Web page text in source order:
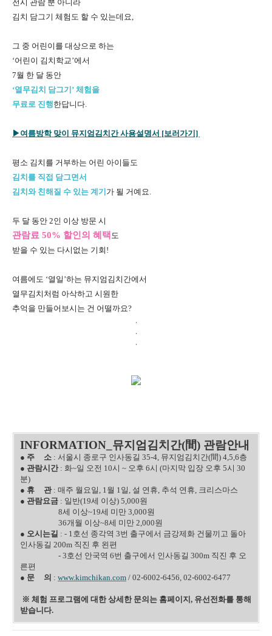
전시 관람 뿐 아니라
김치 담그기 체험도 할 수 있는데요,
그 중 어린이를 대상으로 하는
‘어린이 김치학교’에서
7월 한 달 동안
‘열무김치 담그기’ 체험을
무료로 진행한답니다.
▶여름방학 맞이 뮤지엄김치간 사용설명서 [보러가기]
평소 김치를 거부하는 어린 아이들도
김치를 직접 담그면서
김치와 친해질 수 있는 계기 가 될 거예요.
두 달 동안 2인 이상 방문 시
관람료 50% 할인의 혜택 도
받을 수 있는 다시없는 기회!
여름에도 ‘열일’하는 뮤지엄김치간에서
열무김치처럼 아삭하고 시원한
추억을 만들어보시는 건 어떨까요?
.
.
.
INFORMATION_ 뮤지엄김치간(間) 관람안내
● 주 소 : 서울시 종로구 인사동길 35-4, 뮤지엄김치간(間) 4,5,6층
● 관람시간: 화~일 오전 10시 ~ 오후 6시 (마지막 입장 오후 5시 30
분)
● 휴 관: 매주 월요일, 1월 1일, 설 연휴, 추석 연휴, 크리스마스
● 관람요금 : 일반(19세 이상) 5,000원
8세 이상~19세 미만 3,000원
36개월 이상~8세 미만 2,000원
● 오시는길 : - 1호선 종각역 3번 출구에서 금강제화 건물끼고 돌아
인사동길 200m 직진 후 왼편
- 3호선 안국역 6번 출구에서 인사동길 300m 직진 후 오
른편
● 문 의 : www.kimchikan.com / 02-6002-6456, 02-6002-6477
※ 체험 프로그램에 대한 상세한 문의는 홈페이지, 유선전화를 통해
받습니다.